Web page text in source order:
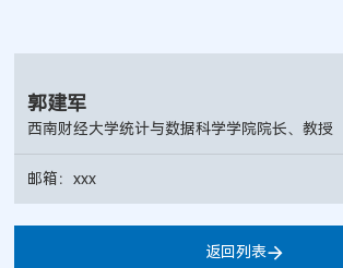
郭建军
西南财经大学统计与数据科学学院院长、教授
邮箱：xxx
返回列表